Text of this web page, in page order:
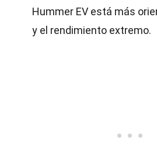
Hummer EV está más
y el rendimiento extremo.